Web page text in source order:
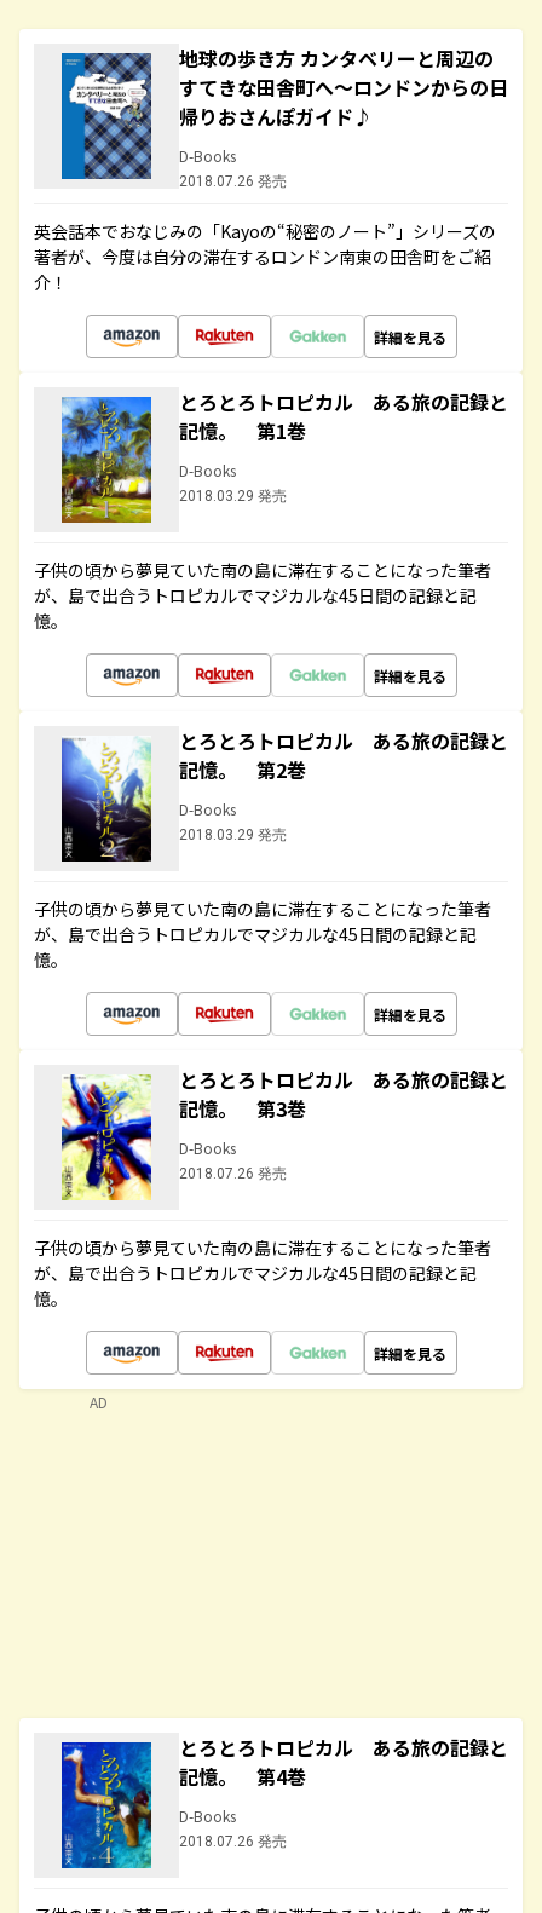
地球の歩き方 カンタベリーと周辺の
すてきな田舎町へ～ロンドンからの日
帰りおさんぽガイド♪
D-Books
2018.07.26 発売
英会話本でおなじみの「Kayoの“秘密のノート”」シリーズの
著者が、今度は自分の滞在するロンドン南東の田舎町をご紹
介！
詳細を見る
とろとろトロピカル ある旅の記録と
記憶。 第1巻
D-Books
2018.03.29 発売
子供の頃から夢見ていた南の島に滞在することになった筆者
が、島で出合うトロピカルでマジカルな45日間の記録と記
憶。
詳細を見る
とろとろトロピカル ある旅の記録と
記憶。 第2巻
D-Books
2018.03.29 発売
子供の頃から夢見ていた南の島に滞在することになった筆者
が、島で出合うトロピカルでマジカルな45日間の記録と記
憶。
詳細を見る
とろとろトロピカル ある旅の記録と
記憶。 第3巻
D-Books
2018.07.26 発売
子供の頃から夢見ていた南の島に滞在することになった筆者
が、島で出合うトロピカルでマジカルな45日間の記録と記
憶。
詳細を見る
とろとろトロピカル ある旅の記録と
記憶。 第4巻
D-Books
2018.07.26 発売
AD